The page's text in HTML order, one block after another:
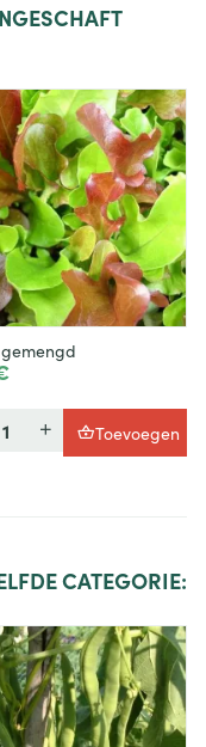
Toevoegen
CATEGORIE: